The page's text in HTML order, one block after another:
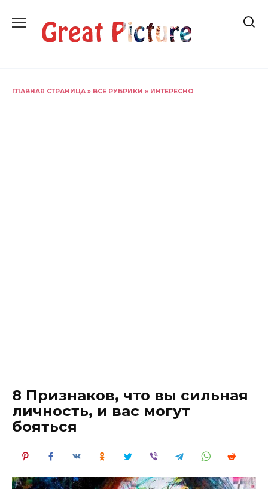
содержанию
ГЛАВНАЯ СТРАНИЦА » ВСЕ РУБРИКИ » ИНТЕРЕСНО
8 Признаков, что вы сильная
личность, и вас могут
бояться